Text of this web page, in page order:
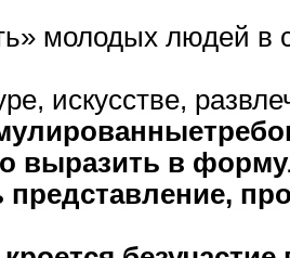
молодых людей
искусстве,
выразить в